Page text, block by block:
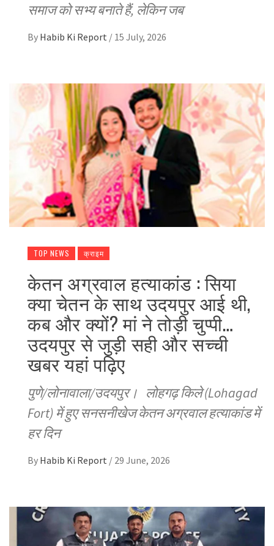
समाज को सभ्य बनाते हैं, लेकिन जब
By Habib Ki Report / 15 July, 2026
TOP NEWS क्राइम
केतन अग्रवाल हत्याकांड : सिया
क्या चेतन के साथ उदयपुर आई थी,
कब और क्यों? मां ने तोड़ी चुप्पी…
उदयपुर से जुड़ी सही और सच्ची
खबर यहां पढ़िए
पुणे/लोनावाला/उदयपुर। लोहगढ़ किले (Lohagad
Fort) में हुए सनसनीखेज केतन अग्रवाल हत्याकांड में
हर दिन
By Habib Ki Report / 29 June, 2026